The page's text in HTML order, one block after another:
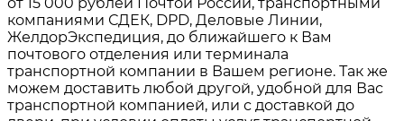
компаниями СДЕК, DPD, Деловые Линии,
ЖелдорЭкспедиция, до ближайшего к Вам
почтового отделения или терминала
транспортной компании в Вашем регионе. Так же
можем доставить любой другой, удобной для Вас
транспортной компанией, или с доставкой до